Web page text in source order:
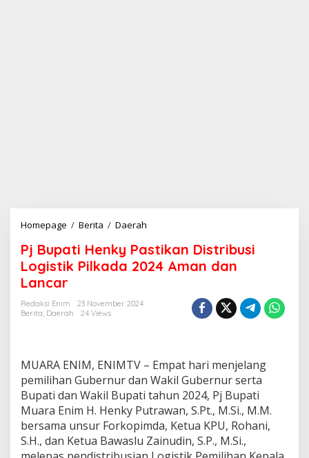
Homepage / Berita / Daerah
B
u
p
y
P
a
s
t
i
k
Pj Bupati Henky Pastikan Distribusi
Logistik Pilkada 2024 Aman dan
Lancar
Redaksi Enim
23 November 2024
Berita, Daerah 24 Views
MUARA ENIM, ENIMTV – Empat hari menjelang
pemilihan Gubernur dan Wakil Gubernur serta
Bupati dan Wakil Bupati tahun 2024, Pj Bupati
Muara Enim H. Henky Putrawan, S.Pt., M.Si., M.M.
bersama unsur Forkopimda, Ketua KPU, Rohani,
S.H., dan Ketua Bawaslu Zainudin, S.P., M.Si.,